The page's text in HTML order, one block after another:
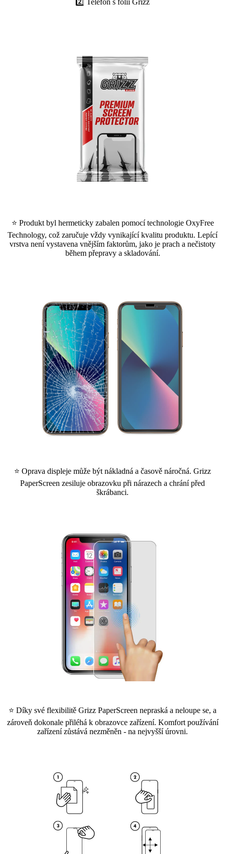
2️⃣ Telefon s fólií Grizz
⭐ Produkt byl hermeticky zabalen pomocí technologie OxyFree
Technology, což zaručuje vždy vynikající kvalitu produktu. Lepící
vrstva není vystavena vnějším faktorům, jako je prach a nečistoty
během přepravy a skladování.
⭐ Oprava displeje může být nákladná a časově náročná. Grizz
PaperScreen zesiluje obrazovku při nárazech a chrání před
škrábanci.
⭐ Díky své flexibilitě Grizz PaperScreen nepraská a neloupe se, a
zároveň dokonale přiléhá k obrazovce zařízení. Komfort používání
zařízení zůstává nezměněn - na nejvyšší úrovni.